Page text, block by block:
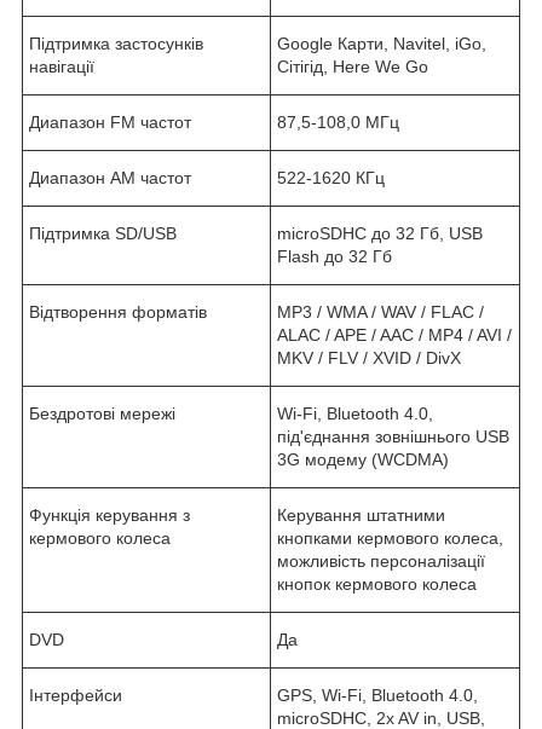
Підтримка застосунків
навігації
Google Карти, Navitel, iGo,
Сітігід, Here We Go
Диапазон FM частот 87,5-108,0 МГц
Диапазон АМ частот 522-1620 КГц
Підтримка SD/USB
microSDHC до 32 Гб, USB
Flash до 32 Гб
Відтворення форматів
MP3 / WMA / WAV / FLAC /
ALAC / APE / AAC / MP4 / AVI /
MKV / FLV / XVID / DivX
Бездротові мережі
Wi-Fi, Bluetooth 4.0,
під'єднання зовнішнього USB
3G модему (WCDMA)
Функція керування з
кермового колеса
Керування штатними
кнопками кермового колеса,
можливість персоналізації
кнопок кермового колеса
DVD Да
Інтерфейси
GPS, Wi-Fi, Bluetooth 4.0,
microSDHC, 2x AV in, USB,